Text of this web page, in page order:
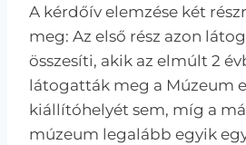
A kérdőív elemzése két
meg: Az első rész azon
összesíti, akik az elmúlt 2
látogatták meg a Múzeum
kiállítóhelyét sem, míg a
múzeum legalább egyik